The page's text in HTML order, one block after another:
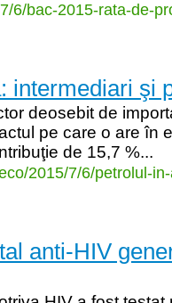
7/6/bac-2015-rata-de-
intermediari şi
deosebit de
pe care o are în
de 15,7 %...
2015/7/6/petrolul-in-
anti-HIV